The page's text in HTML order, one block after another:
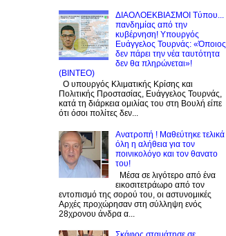
ΔΙΑΟΛΟΕΚΒΙΑΣΜΟΙ Tύπου...
πανδημίας από την
κυβέρνηση! Υπουργός
Ευάγγελος Τουρνάς: «Όποιος
δεν πάρει την νέα ταυτότητα
δεν θα πληρώνεται»!
(BINTEO)
Ο υπουργός Κλιματικής Κρίσης και
Πολιτικής Προστασίας, Ευάγγελος Τουρνάς,
κατά τη διάρκεια ομιλίας του στη Βουλή είπε
ότι όσοι πολίτες δεν...
Ανατροπή ! Mαθεύτηκε τελικά
όλη η αλήθεια για τον
ποινικολόγο και τον θανατο
του!
Μέσα σε λιγότερο από ένα
εικοσιτετράωρο από τον
εντοπισμό της σορού του, οι αστυνομικές
Αρχές προχώρησαν στη σύλληψη ενός
28χρονου άνδρα α...